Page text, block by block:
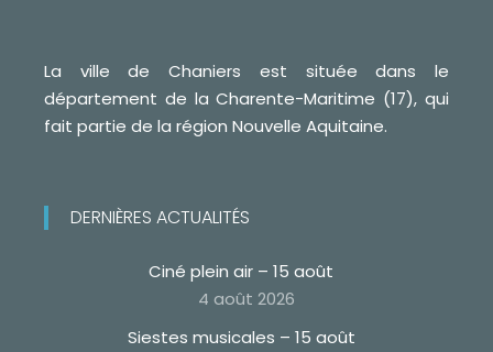
La ville de Chaniers est située dans le
département de la Charente-Maritime (17), qui
fait partie de la région Nouvelle Aquitaine.
DERNIÈRES ACTUALITÉS
Ciné plein air – 15 août
4 août 2026
Siestes musicales – 15 août